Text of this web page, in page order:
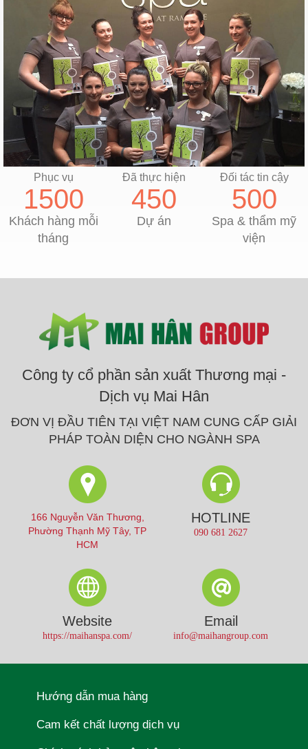
Phục vụ
1500
Khách hàng mỗi
tháng
Đã thực hiện
450
Dự án
Đối tác tin cậy
500
Spa & thẩm mỹ
viện
Công ty cổ phần sản xuất Thương mại -
Dịch vụ Mai Hân
ĐƠN VỊ ĐẦU TIÊN TẠI VIỆT NAM CUNG CẤP GIẢI
PHÁP TOÀN DIỆN CHO NGÀNH SPA
166 Nguyễn Văn Thương,
Phường Thạnh Mỹ Tây, TP
HCM
HOTLINE
090 681 2627
Website
https://maihanspa.com/
Email
info@maihangroup.com
Hướng dẫn mua hàng
Cam kết chất lượng dịch vụ